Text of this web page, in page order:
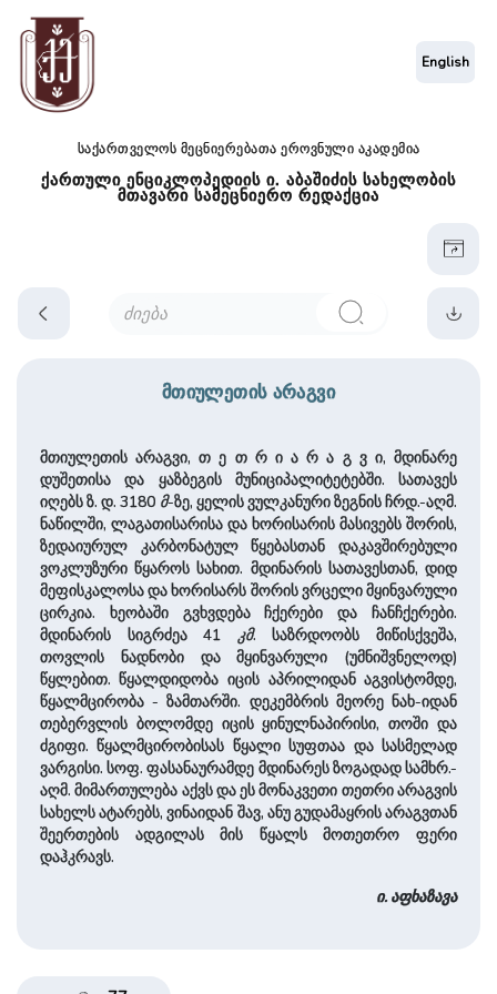
საქართველოს მეცნიერებათა ეროვნული აკადემია
ქართული ენციკლოპედიის ი. აბაშიძის სახელობის
მთავარი სამეცნიერო რედაქცია
English
მთიულეთის არაგვი
მთიულეთის არაგვი, თ ე თ რ ი ა რ ა გ ვ ი, მდინარე
დუშეთისა და ყაზბეგის მუნიციპალიტეტებში. სათავეს
იღებს ზ. დ. 3180 მ-ზე, ყელის ვულკანური ზეგნის ჩრდ.-აღმ.
ნაწილში, ლაგათისარისა და ხორისარის მასივებს შორის,
ზედაიურულ კარბონატულ წყებასთან დაკავშირებული
ვოკლუზური წყაროს სახით. მდინარის სათავესთან, დიდ
მეფისკალოსა და ხორისარს შორის ვრცელი მყინვარული
ცირკია. ხეობაში გვხვდება ჩქერები და ჩანჩქერები.
მდინარის სიგრძეა 41 კმ. საზრდოობს მიწისქვეშა,
თოვლის ნადნობი და მყინვარული (უმნიშვნელოდ)
წყლებით. წყალდიდობა იცის აპრილიდან აგვისტომდე,
წყალმცირობა - ზამთარში. დეკემბრის მეორე ნახ-იდან
თებერვლის ბოლომდე იცის ყინულნაპირისი, თოში და
ძგიფი. წყალმცირობისას წყალი სუფთაა და სასმელად
ვარგისი. სოფ. ფასანაურამდე მდინარეს ზოგადად სამხრ.-
აღმ. მიმართულება აქვს და ეს მონაკვეთი თეთრი არაგვის
სახელს ატარებს, ვინაიდან შავ, ანუ გუდამაყრის არაგვთან
შეერთების ადგილას მის წყალს მოთეთრო ფერი
დაჰკრავს.
ი. აფხაზავა